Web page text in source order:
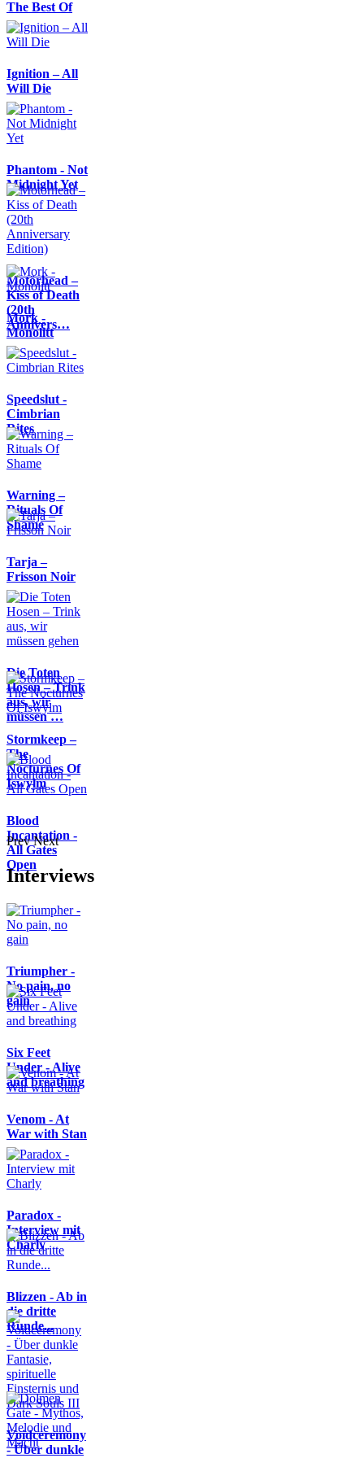
The Best Of
Ignition – All
Will Die
Phantom - Not
Midnight Yet
Motörhead –
Kiss of Death
(20th
Annivers…
Mork -
Monolitt
Speedslut -
Cimbrian
Rites
Warning –
Rituals Of
Shame
Tarja –
Frisson Noir
Die Toten
Hosen – Trink
aus, wir
müssen …
Stormkeep –
The
Nocturnes Of
Iswylm
Blood
Incantation -
All Gates
Open
Prev Next
Interviews
Triumpher -
No pain, no
gain
Six Feet
Under - Alive
and breathing
Venom - At
War with Stan
Paradox -
Interview mit
Charly
Blizzen - Ab in
die dritte
Runde...
Voidceremony
- Über dunkle